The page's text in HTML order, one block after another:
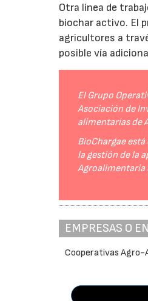
Otra línea de
biochar activo. El
agricultores a
posible vía
El Grupo
Asociación de
alimentarias de
BioChargae
la gestión de la
Agroalimentaria
EMPRESAS O
Cooperativas Agro-